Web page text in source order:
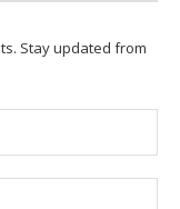
Stay updated from